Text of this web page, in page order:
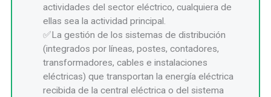
actividades del sector eléctrico, cualquiera de
ellas sea la actividad principal.
La gestión de los sistemas de distribución
(integrados por líneas, postes, contadores,
transformadores, cables e instalaciones
eléctricas) que transportan la energía eléctrica
recibida de la central eléctrica o del sistema